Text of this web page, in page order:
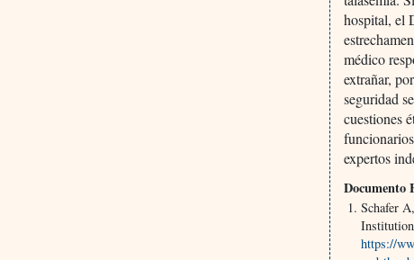
hospital, el
médico
extrañar,
seguridad
cuestiones
expertos
Documento
Schafer
https://